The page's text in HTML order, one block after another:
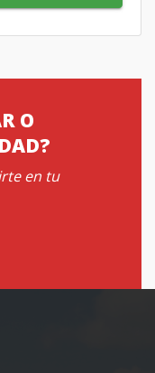
O
en tu